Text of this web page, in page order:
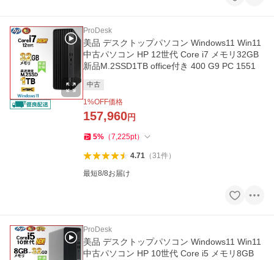
ProDesk
美品 デスクトップパソコン Windows11 Win11
中古パソコン HP 12世代 Core i7 メモリ32GB
新品M.2SSD1TB office付き 400 G9 PC 1551
中古
1%OFF価格
157,960円
5% （7,225pt）
4.71（31件）
最短8/8お届け
ProDesk
美品 デスクトップパソコン Windows11 Win11
中古パソコン HP 10世代 Core i5 メモリ8GB